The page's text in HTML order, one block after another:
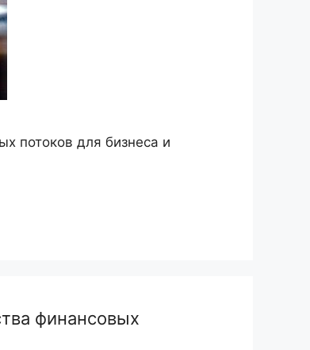
потоков для бизнеса и
финансовых